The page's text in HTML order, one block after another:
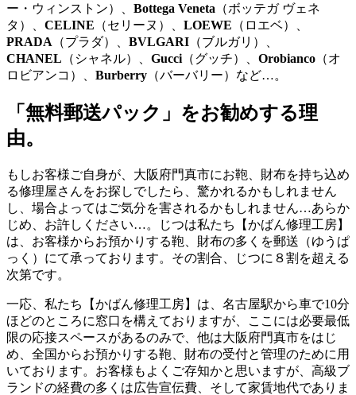
ー・ウィンストン）、 Bottega Veneta （ボッテガ ヴェネ
タ）、 CELINE （セリーヌ）、 LOEWE （ロエベ）、
PRADA （プラダ）、 BVLGARI （ブルガリ）、
CHANEL （シャネル）、 Gucci （グッチ）、 Orobianco （オ
ロビアンコ）、 Burberry （バーバリー）など…。
「無料郵送パック」をお勧めする理
由。
もしお客様ご自身が、大阪府門真市にお鞄、財布を持ち込め
る修理屋さんをお探しでしたら、驚かれるかもしれません
し、場合よってはご気分を害されるかもしれません…あらか
じめ、お許しください…。じつは私たち【かばん修理工房】
は、お客様からお預かりする鞄、財布の多くを郵送（ゆうぱ
っく）にて承っております。その割合、じつに８割を超える
次第です。
一応、私たち【かばん修理工房】は、名古屋駅から車で10分
ほどのところに窓口を構えておりますが、ここには必要最低
限の応接スペースがあるのみで、他は大阪府門真市をはじ
め、全国からお預かりする鞄、財布の受付と管理のために用
いております。お客様もよくご存知かと思いますが、高級ブ
ランドの経費の多くは広告宣伝費、そして家賃地代でありま